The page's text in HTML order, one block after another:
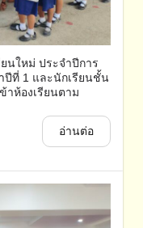
นใหม่ ประจำปีการ
ปีที่ 1 และนักเรียนชั้น
าห้องเรียนตาม
อ่านต่อ